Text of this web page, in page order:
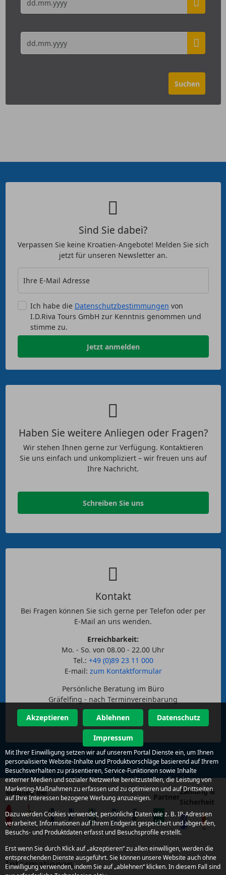
Sind Sie dabei?
Verpassen Sie keine Kroatien-Angebote! Melden Sie sich
jetzt für unseren Newsletter an.
Ihre E-Mail Adresse
Ich habe die Datenschutzbestimmungen von
I.D.Riva Tours GmbH zur Kenntnis genommen und
stimme zu.
Jetzt anmelden
Haben Sie weitere Anliegen oder Fragen?
Wir stehen Ihnen gerne zur Verfügung. Kontaktieren
Sie uns einfach und unkompliziert – wir freuen uns auf
Ihre Nachricht.
Schreiben Sie uns
Kontakt
Bei Fragen können Sie sich gerne per Telefon oder per
E-Mail an uns wenden.
Erreichbarkeit:
Mo. - So. von 08.00 - 22.00 Uhr
Tel.: +49 (0)89 23 11 000
E-mail: zum Kontaktformular
Persönliche Beratung im Büro
Gräfelfing - nach Terminvereinbarung
Mitglied bei Partner
Zahlung &
Sicherheit
Informationen
Akzeptieren Ablehnen Datenschutz
Impressum
Mit Ihrer Einwilligung setzen wir auf unserem Portal Dienste ein, um Ihnen
personalisierte Website-Inhalte und Produktvorschläge basierend auf Ihrem
Besuchsverhalten zu präsentieren, Service-Funktionen sowie Inhalte
externer Medien und sozialer Netzwerke bereitzustellen, die Leistung von
Marketing-Maßnahmen zu erfassen und zu optimieren und auf Drittseiten
auf Ihre Interessen bezogene Werbung anzuzeigen.
Dazu werden Cookies verwendet, persönliche Daten wie z. B. IP-Adressen
verarbeitet, Informationen auf Ihrem Endgerät gespeichert und abgerufen,
Besuchs- und Produktdaten erfasst und Besuchsprofile erstellt.
Erst wenn Sie durch Klick auf „akzeptieren“ zu allen einwilligen, werden die
entsprechenden Dienste ausgeführt. Sie können unsere Website auch ohne
Einwilligung verwenden, indem Sie auf „ablehnen“ klicken. In diesem Fall sind